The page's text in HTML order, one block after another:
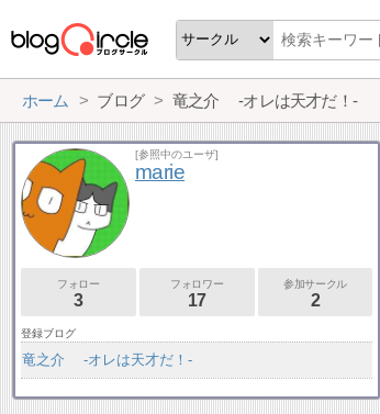
ホーム ブログ 竜之介 -オレは天才だ！-
[参照中のユーザ]
marie
フォロー
3
フォロワー
17
参加サークル
2
登録ブログ
竜之介 -オレは天才だ！-